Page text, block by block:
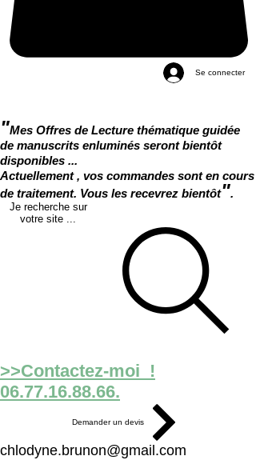
Se connecter
"Mes Offres de Lecture thématique guidée
de manuscrits enluminés seront bientôt
disponibles ...
Actuellement , vos commandes sont en cours
de traitement. Vous les recevrez bientôt".
Je recherche sur
votre site ...
>>Contactez-moi !
06.77.16.88.66.
Demander un devis
chlodyne.brunon@gmail.com